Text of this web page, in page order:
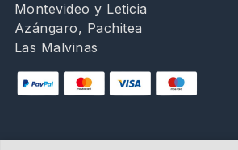
Montevideo y Leticia
Azángaro, Pachitea
Las Malvinas